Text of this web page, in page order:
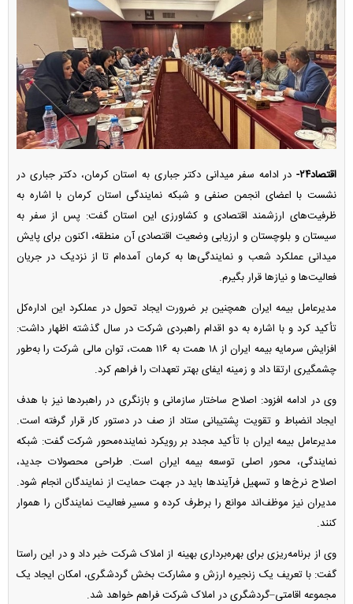
اقتصاد۲۴-
در ادامه سفر میدانی دکتر جباری به استان کرمان، دکتر جباری در
نشست با اعضای انجمن صنفی و شبکه نمایندگی استان کرمان با اشاره به
ظرفیت‌های ارزشمند اقتصادی و کشاورزی این استان گفت: پس از سفر به
سیستان و بلوچستان و ارزیابی وضعیت اقتصادی آن منطقه، اکنون برای پایش
میدانی عملکرد شعب و نمایندگی‌ها به کرمان آمده‌ام تا از نزدیک در جریان
فعالیت‌ها و نیاز‌ها قرار بگیرم.
مدیرعامل بیمه ایران همچنین بر ضرورت ایجاد تحول در عملکرد این اداره‌کل
تأکید کرد و با اشاره به دو اقدام راهبردی شرکت در سال گذشته اظهار داشت:
افزایش سرمایه بیمه ایران از ۱۸ همت به ۱۱۶ همت، توان مالی شرکت را به‌طور
چشمگیری ارتقا داد و زمینه ایفای بهتر تعهدات را فراهم کرد.
وی در ادامه افزود: اصلاح ساختار سازمانی و بازنگری در راهبرد‌ها نیز با هدف
ایجاد انضباط و تقویت پشتیبانی ستاد از صف در دستور کار قرار گرفته است.
مدیرعامل بیمه ایران با تأکید مجدد بر رویکرد نماینده‌محور شرکت گفت: شبکه
نمایندگی، محور اصلی توسعه بیمه ایران است. طراحی محصولات جدید،
اصلاح نرخ‌ها و تسهیل فرآیند‌ها باید در جهت حمایت از نمایندگان انجام شود.
مدیران نیز موظف‌اند موانع را برطرف کرده و مسیر فعالیت نمایندگان را هموار
کنند.
وی از برنامه‌ریزی برای بهره‌برداری بهینه از املاک شرکت خبر داد و در این راستا
گفت: با تعریف یک زنجیره ارزش و مشارکت بخش گردشگری، امکان ایجاد یک
مجموعه اقامتی–گردشگری در املاک شرکت فراهم خواهد شد.